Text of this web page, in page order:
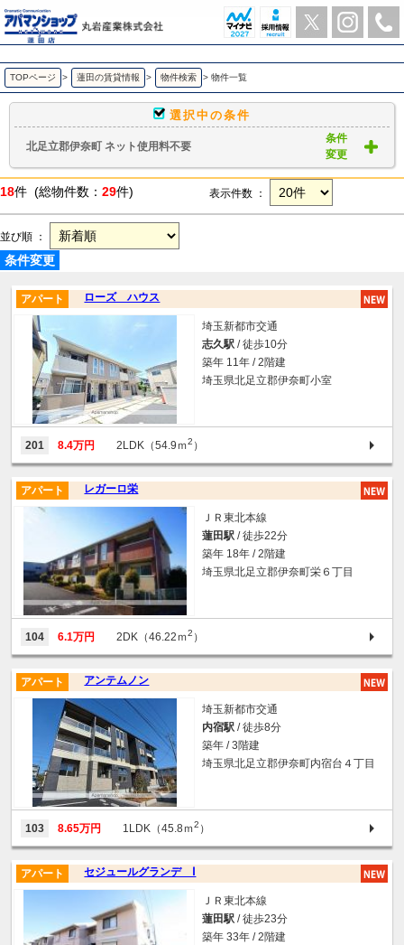
北足立郡伊奈町 ネット使用料不要 ｜賃貸物件一覧｜ アパマンショップ蓮田店-丸岩産業株式会社-
TOPページ > 蓮田の賃貸情報 > 物件検索 > 物件一覧
選択中の条件
北足立郡伊奈町 ネット使用料不要
条件
変更
18件 (総物件数： 29件) 表示件数 ：
並び順 ：
条件変更
ローズ ハウス
アパート
埼玉新都市交通
志久駅 / 徒歩10分
築年 11年 / 2階建
埼玉県北足立郡伊奈町小室
201 8.4万円 2LDK（54.9ｍ2 ）
レガーロ栄
アパート
ＪＲ東北本線
蓮田駅 / 徒歩22分
築年 18年 / 2階建
埼玉県北足立郡伊奈町栄６丁目
104 6.1万円 2DK（46.22ｍ2 ）
アンテムノン
アパート
埼玉新都市交通
内宿駅 / 徒歩8分
築年 / 3階建
埼玉県北足立郡伊奈町内宿台４丁目
103 8.65万円 1LDK（45.8ｍ2 ）
セジュールグランデ Ⅰ
アパート
ＪＲ東北本線
蓮田駅 / 徒歩23分
築年 33年 / 2階建